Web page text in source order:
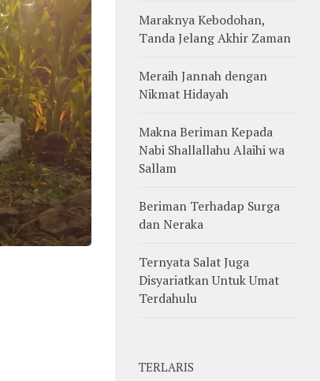
Maraknya Kebodohan,
Tanda Jelang Akhir Zaman
Meraih Jannah dengan
Nikmat Hidayah
Makna Beriman Kepada
Nabi Shallallahu Alaihi wa
Sallam
Beriman Terhadap Surga
dan Neraka
Ternyata Salat Juga
Disyariatkan Untuk Umat
Terdahulu
TERLARIS